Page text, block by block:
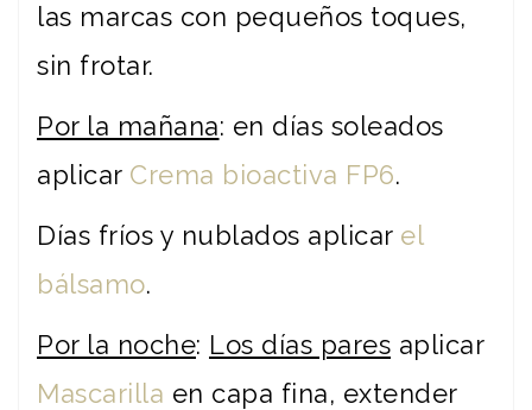
las marcas con pequeños toques,
sin frotar.
Por la mañana: en días soleados
aplicar Crema bioactiva FP6.
Días fríos y nublados aplicar el
bálsamo.
Por la noche: Los días pares aplicar
Mascarilla en capa fina, extender